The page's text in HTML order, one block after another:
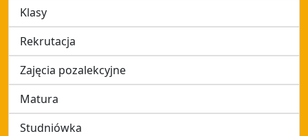
Klasy
Rekrutacja
Zajęcia pozalekcyjne
Matura
Studniówka